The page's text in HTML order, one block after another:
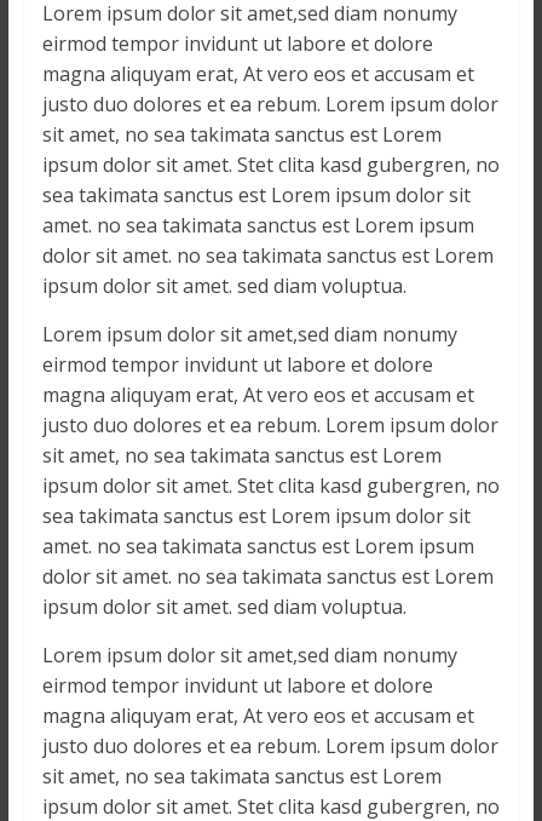
Lorem ipsum dolor sit amet,sed diam nonumy
eirmod tempor invidunt ut labore et dolore
magna aliquyam erat, At vero eos et accusam et
justo duo dolores et ea rebum. Lorem ipsum dolor
sit amet, no sea takimata sanctus est Lorem
ipsum dolor sit amet. Stet clita kasd gubergren, no
sea takimata sanctus est Lorem ipsum dolor sit
amet. no sea takimata sanctus est Lorem ipsum
dolor sit amet. no sea takimata sanctus est Lorem
ipsum dolor sit amet. sed diam voluptua.
Lorem ipsum dolor sit amet,sed diam nonumy
eirmod tempor invidunt ut labore et dolore
magna aliquyam erat, At vero eos et accusam et
justo duo dolores et ea rebum. Lorem ipsum dolor
sit amet, no sea takimata sanctus est Lorem
ipsum dolor sit amet. Stet clita kasd gubergren, no
sea takimata sanctus est Lorem ipsum dolor sit
amet. no sea takimata sanctus est Lorem ipsum
dolor sit amet. no sea takimata sanctus est Lorem
ipsum dolor sit amet. sed diam voluptua.
Lorem ipsum dolor sit amet,sed diam nonumy
eirmod tempor invidunt ut labore et dolore
magna aliquyam erat, At vero eos et accusam et
justo duo dolores et ea rebum. Lorem ipsum dolor
sit amet, no sea takimata sanctus est Lorem
ipsum dolor sit amet. Stet clita kasd gubergren, no